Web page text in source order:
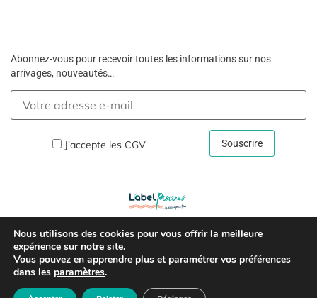
Abonnez-vous pour recevoir toutes les informations sur nos
arrivages, nouveautés…
J'accepte les CGV
Copyright © 2026 –
Confidentialité
Nous utilisons des cookies pour vous offrir la meilleure
expérience sur notre site.
Vous pouvez en apprendre plus et paramétrer vos préférences
dans les paramètres.